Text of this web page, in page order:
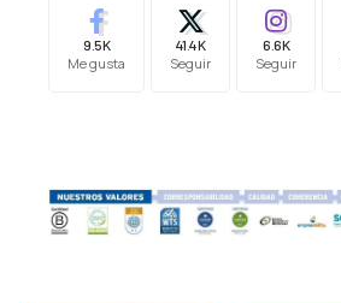
9.5K
Me gusta
41.4K
Seguir
6.6K
Seguir